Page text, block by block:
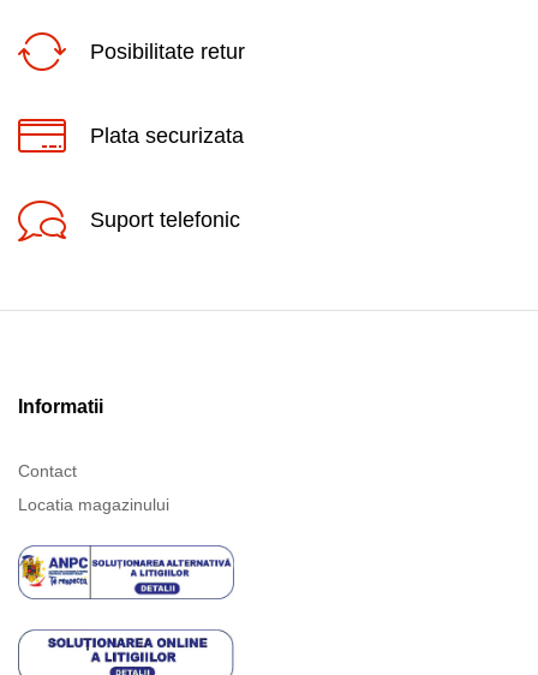
Posibilitate retur
Plata securizata
Suport telefonic
Informatii
Contact
Locatia magazinului